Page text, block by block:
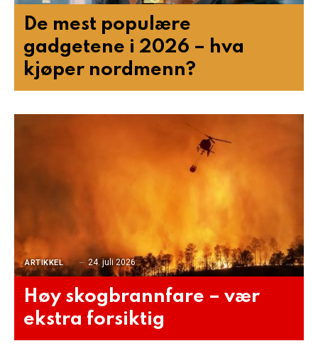
De mest populære
gadgetene i 2026 – hva
kjøper nordmenn?
ARTIKKEL 24. juli 2026
Høy skogbrannfare – vær
ekstra forsiktig